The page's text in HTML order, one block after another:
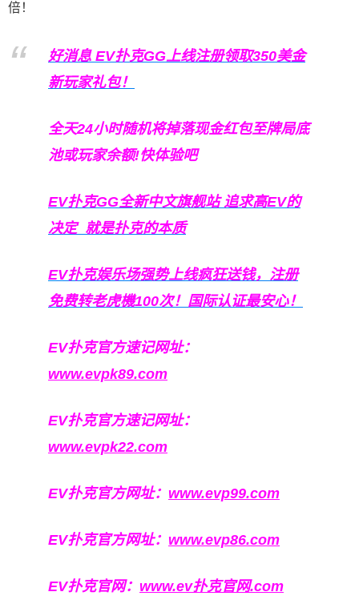
倍！
好消息 EV扑克GG上线注册领取350美金
新玩家礼包！
全天24小时随机将掉落现金红包至牌局底
池或玩家余额!快体验吧
EV扑克GG全新中文旗舰站追求高EV的
决定 就是扑克的本质
EV扑克娱乐场强势上线疯狂送钱，注册
免费转老虎機100次！国际认证最安心！
EV扑克官方速记网址：
www.evpk89.com
EV扑克官方速记网址：
www.evpk22.com
EV扑克官方网址： www.evp99.com
EV扑克官方网址： www.evp86.com
EV扑克官网： www.ev扑克官网.com